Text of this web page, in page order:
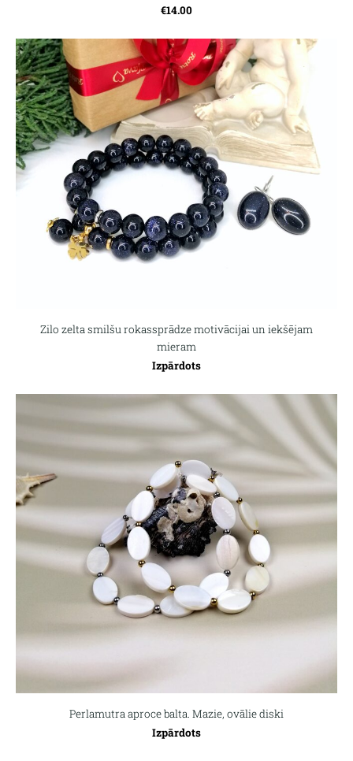
€14.00
Zilo zelta smilšu rokassprādze motivācijai un iekšējam
mieram
Izpārdots
Perlamutra aproce balta. Mazie, ovālie diski
Izpārdots